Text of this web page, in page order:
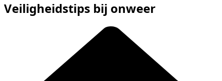
Veiligheidstips bij onweer